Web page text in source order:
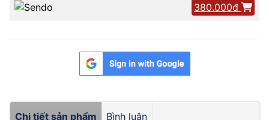
380.000đ
Chi tiết sản phẩm Bình luận